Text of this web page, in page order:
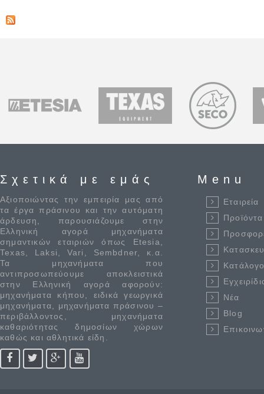
Σχετικά με εμάς
Αξιοποιώντας την εμπειρία μας από
τα έργα πράσινου και την αυτόματη
άρδευση, παρουσιάζουμε στην
Ελληνική αγορά μηχανήματα
σημαντικών εταιριών όπως Etesia,
Texas, Laksi, Vari, Sembdner, κ.α.
Τα μηχανήματα που
αντιπροσωπεύουμε αποκλειστικά
στην Ελληνική αγορά αφορούν:
μηχανήματα κήπου, ειδικά γεωργικά
μηχανήματα, μηχανήματα πράσινου –
περιβάλλοντος, μηχανήματα
καθαριότητας δημοσίων χώρων
καθώς και αθλητικά είδη.
Menu
Εταιρεία
Προϊόντα
Νέα
Blog